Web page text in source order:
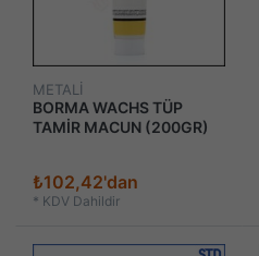
METALİ
BORMA WACHS TÜP
TAMİR MACUN (200GR)
₺102,42'dan
* KDV Dahildir